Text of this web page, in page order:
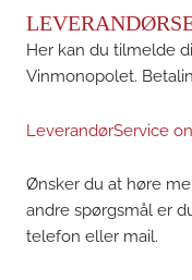
Her kan du tilmelde
Vinmonopolet.
LeverandørService
Ønsker du at høre
andre spørgsmål er
telefon eller mail.